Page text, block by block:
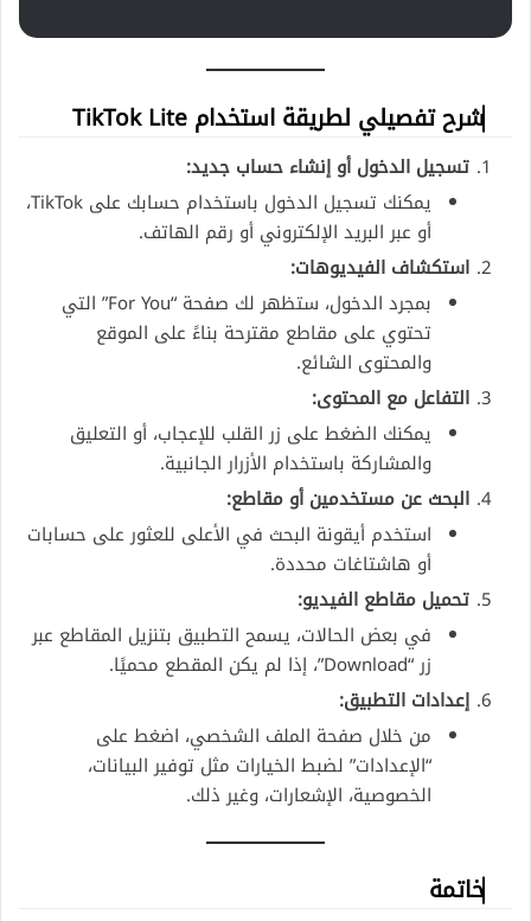
شرح تفصيلي لطريقة استخدام TikTok Lite
تسجيل الدخول أو إنشاء حساب جديد:
يمكنك تسجيل الدخول باستخدام حسابك على TikTok،
أو عبر البريد الإلكتروني أو رقم الهاتف.
استكشاف الفيديوهات:
بمجرد الدخول، ستظهر لك صفحة “For You” التي
تحتوي على مقاطع مقترحة بناءً على الموقع
والمحتوى الشائع.
التفاعل مع المحتوى:
يمكنك الضغط على زر القلب للإعجاب، أو التعليق
والمشاركة باستخدام الأزرار الجانبية.
البحث عن مستخدمين أو مقاطع:
استخدم أيقونة البحث في الأعلى للعثور على حسابات
أو هاشتاغات محددة.
تحميل مقاطع الفيديو:
في بعض الحالات، يسمح التطبيق بتنزيل المقاطع عبر
زر “Download”، إذا لم يكن المقطع محميًا.
إعدادات التطبيق:
من خلال صفحة الملف الشخصي، اضغط على
“الإعدادات” لضبط الخيارات مثل توفير البيانات،
الخصوصية، الإشعارات، وغير ذلك.
خاتمة